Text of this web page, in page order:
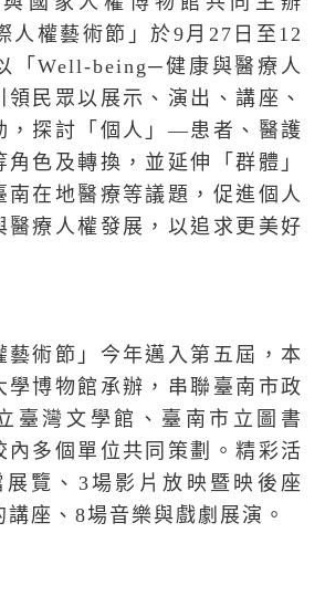
人權藝術節」於9月 27 日至 12
「Well-being─健康與醫療人
領民眾以展示、演出、講座、
，探討「個人」—患者、醫護
色及轉換，並延伸「群體」
南在地醫療等議題，促進個人
醫療人權發展，以追求更美好
藝術節」今年邁入第五屆，本
學博物館承辦，串聯臺南市政
臺灣文學館、臺南市立圖書
內多個單位共同策劃。精彩活
展覽、 3場影片放映暨映後座
講座、 8場音樂與戲劇展演。